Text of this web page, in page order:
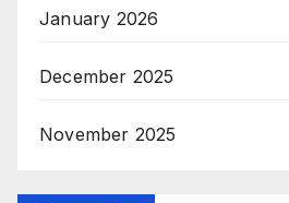
January 2026
December 2025
November 2025